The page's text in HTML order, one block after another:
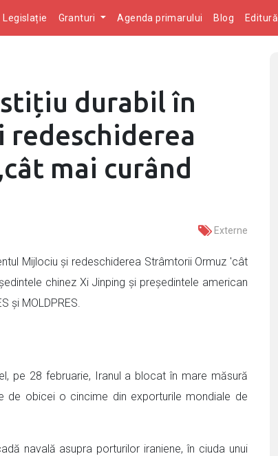
Legislație Granturi Agenda primarului Blog Editură
durabil în
mai curând
Externe
Mijlociu și redeschiderea Strâmtorii Ormuz 'cât
chinez Xi Jinping și președintele american
și MOLDPRES.
pe 28 februarie, Iranul a blocat în mare măsură
de obicei o cincime din exporturile mondiale de
navală asupra porturilor iraniene, în ciuda unui